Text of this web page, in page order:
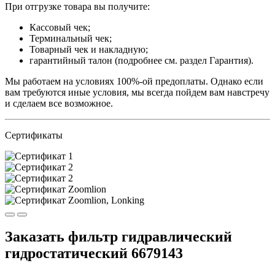
При отгрузке товара вы получите:
Кассовый чек;
Терминальный чек;
Товарный чек и накладную;
гарантийный талон (подробнее см. раздел Гарантия).
Мы работаем на условиях 100%-ой предоплаты. Однако если
вам требуются иные условия, мы всегда пойдем вам навстречу
и сделаем все возможное.
Сертификаты
Заказать фильтр гидравлический
гидростатический 6679143